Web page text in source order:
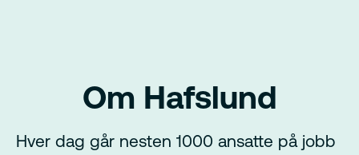
Om Hafslund
Hver dag går nesten 1000 ansatte på jobb